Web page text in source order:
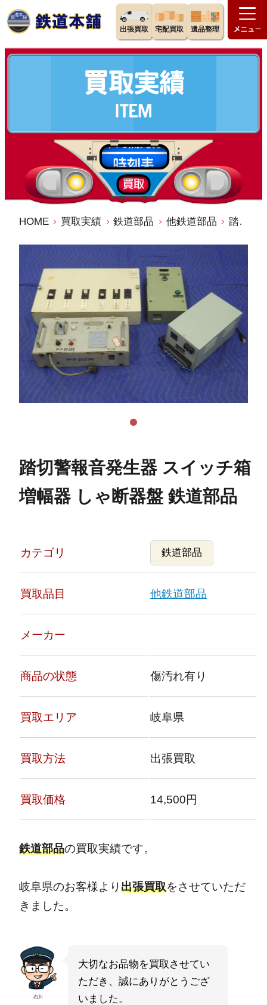
出張買取 宅配買取 遺品整理
HOME 買取実績 鉄道部品 他鉄道部品 踏切警報音発生器 スイッチ箱 増幅器 しゃ断器盤 鉄道部品
踏切警報音発生器 スイッチ箱
増幅器 しゃ断器盤 鉄道部品
カテゴリ 鉄道部品
買取品目 他鉄道部品
メーカー
商品の状態 傷汚れ有り
買取エリア 岐阜県
買取方法 出張買取
買取価格 14,500円
鉄道部品の買取実績です。
岐阜県のお客様より出張買取をさせていただ
きました。
石川
大切なお品物を買取させてい
ただき、誠にありがとうござ
いました。